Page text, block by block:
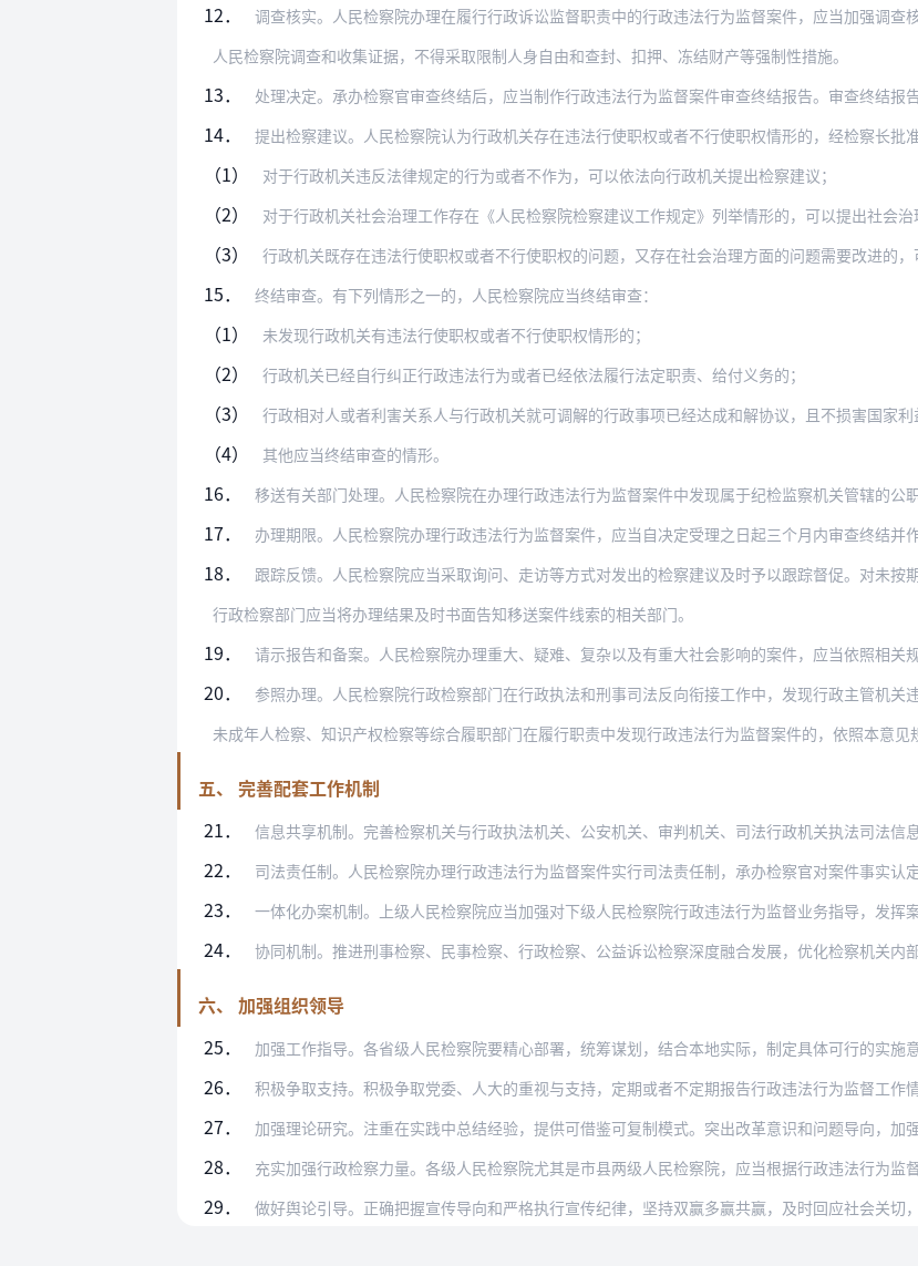
12．
调查核实。人民检察院办理在履行行政诉讼监督职责中的行政违法行为监督案件，应当加强调查核实，调查和收集行政
人民检察院调查和收集证据，不得采取限制人身自由和查封、扣押、冻结财产等强制性措施。
13． 处理决定。承办检察官审查终结后，应当制作行政违法行为监督案件审查终结报告。审查终结报告应当全面、客观、公
14． 提出检察建议。人民检察院认为行政机关存在违法行使职权或者不行使职权情形的，经检察长批准或者检察委员会研究
（1） 对于行政机关违反法律规定的行为或者不作为，可以依法向行政机关提出检察建议；
（2） 对于行政机关社会治理工作存在《人民检察院检察建议工作规定》列举情形的，可以提出社会治
（3） 行政机关既存在违法行使职权或者不行使职权的问题，又存在社会治理方面的问题需要改进的，可以在督
15． 终结审查。有下列情形之一的，人民检察院应当终结审查：
（1） 未发现行政机关有违法行使职权或者不行使职权情形的；
（2） 行政机关已经自行纠正行政违法行为或者已经依法履行法定职责、给付义务的；
（3） 行政相对人或者利害关系人与行政机关就可调解的行政事项已经达成和解协议，且不损害国家利
（4） 其他应当终结审查的情形。
16． 移送有关部门处理。人民检察院在办理行政违法行为监督案件中发现属于纪检监察机关管辖的公职人员涉嫌职务违法犯
17． 办理期限。人民检察院办理行政违法行为监督案件，应当自决定受理之日起三个月内审查终结并作出决定，但调卷、鉴
18．
跟踪反馈。人民检察院应当采取询问、走访等方式对发出的检察建议及时予以跟踪督促。对未按期回复、回复情况与实
行政检察部门应当将办理结果及时书面告知移送案件线索的相关部门。
19． 请示报告和备案。人民检察院办理重大、疑难、复杂以及有重大社会影响的案件，应当依照相关规定向上一级人民检察
20．
参照办理。人民检察院行政检察部门在行政执法和刑事司法反向衔接工作中，发现行政主管机关
未成年人检察、知识产权检察等综合履职部门在履行职责中发现行政违法行为监督案件的，依照本意见
五、 完善配套工作机制
21．
信息共享机制。完善检察机关与行政执法机关、公安机关、审判机关、司法行政机关执法司法信
22． 司法责任制。人民检察院办理行政违法行为监督案件实行司法责任制，承办检察官对案件事实认定和提出的处理意见负
23． 一体化办案机制。上级人民检察院应当加强对下级人民检察院行政违法行为监督业务指导，发挥案件提办、督办、交办
24． 协同机制。推进刑事检察、民事检察、行政检察、公益诉讼检察深度融合发展，优化检察机关内部统筹协调机制，完
六、 加强组织领导
25．
加强工作指导。各省级人民检察院要精心部署，统筹谋划，结合本地实际，制定具体可行的实施意见、工作指引、操作
26． 积极争取支持。积极争取党委、人大的重视与支持，定期或者不定期报告行政违法行为监督工作情况，协同参与党委及
27． 加强理论研究。注重在实践中总结经验，提供可借鉴可复制模式。突出改革意识和问题导向，加强与学术界的沟通、交
28． 充实加强行政检察力量。各级人民检察院尤其是市县两级人民检察院，应当根据行政违法行为监
29． 做好舆论引导。正确把握宣传导向和严格执行宣传纪律，坚持双赢多赢共赢，及时回应社会关切，正确引导社会预期，